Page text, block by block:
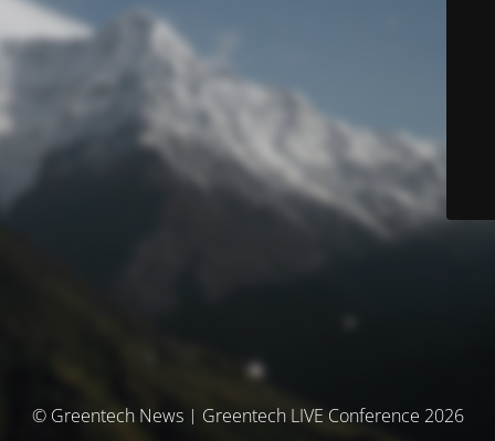
© Greentech News | Greentech LIVE Conference 2026